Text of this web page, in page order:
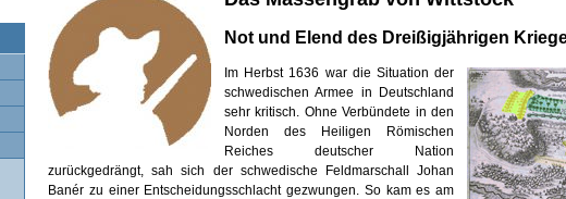
Not und Elend des Dreißigjährigen
Im Herbst 1636 war die Situation der
schwedischen Armee in Deutschland
sehr kritisch. Ohne Verbündete in den
Norden des Heiligen Römischen
Reiches deutscher Nation
zurückgedrängt, sah sich der schwedische Feldmarschall Johan
Banér zu einer Entscheidungsschlacht gezwungen. So kam es am